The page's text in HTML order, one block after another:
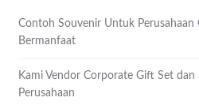
Contoh Souvenir Untuk Perusahaan
Bermanfaat
Kami Vendor Corporate Gift Set
Perusahaan